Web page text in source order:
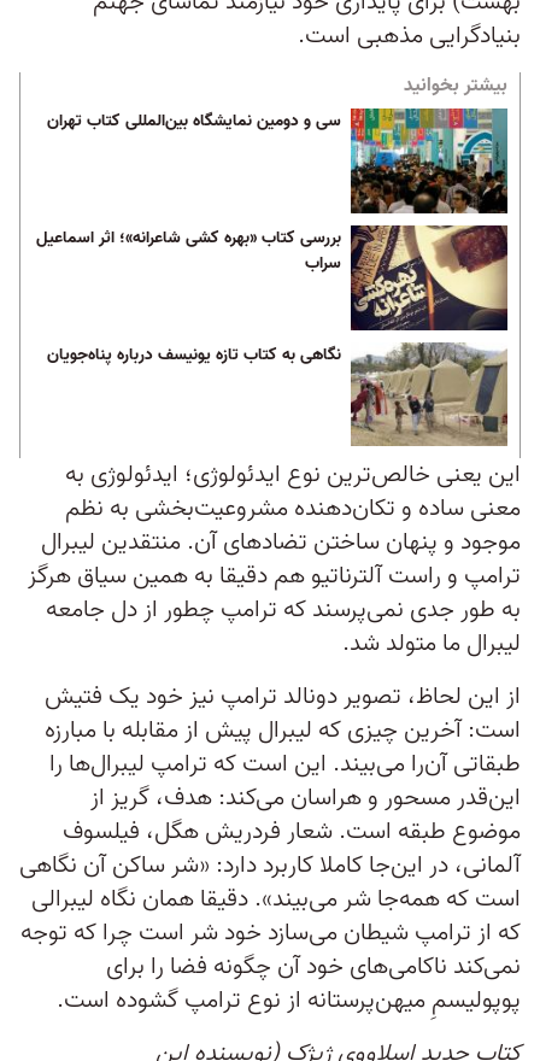
بنیادگرایی مذهبی است.
بیشتر بخوانید
سی و دومین نمایشگاه بین‌المللی کتاب تهران
بررسی کتاب «بهره کشی شاعرانه»؛ اثر اسماعیل
سراب
نگاهی به کتاب تازه یونیسف درباره پناه‌جویان
این یعنی خالص‌ترین نوع ایدئولوژی؛ ایدئولوژی به
معنی ساده و تکان‌دهنده مشروعیت‌بخشی به نظم
موجود و پنهان ساختن تضادهای آن. منتقدین لیبرال
ترامپ و راست آلترناتیو هم دقیقا به همین سیاق هرگز
به طور جدی نمی‌پرسند که ترامپ چطور از دل جامعه
لیبرال ما متولد شد.
از این لحاظ، تصویر دونالد ترامپ نیز خود یک فتیش
است: آخرین چیزی که لیبرال پیش از مقابله با مبارزه
طبقاتی آن‌را می‌بیند. این است که ترامپ لیبرال‌ها را
این‌قدر مسحور و هراسان می‌کند: هدف، گریز از
موضوع طبقه است. شعار فردریش هگل، فیلسوف
آلمانی، در این‌جا کاملا کاربرد دارد: «شر ساکن آن نگاهی
است که همه‌جا شر می‌بیند». دقیقا همان نگاه لیبرالی
که از ترامپ شیطان می‌سازد خود شر است چرا که توجه
نمی‌کند ناکامی‌های خود آن چگونه فضا را برای
پوپولیسمِ میهن‌پرستانه از نوع ترامپ گشوده است.